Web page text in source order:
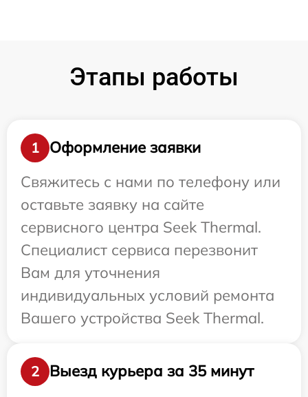
Этапы работы
1
Оформление заявки
Свяжитесь с нами по телефону или
оставьте заявку на сайте
сервисного центра Seek Thermal.
Специалист сервиса перезвонит
Вам для уточнения
индивидуальных условий ремонта
Вашего устройства Seek Thermal.
2
Выезд курьера за 35 минут